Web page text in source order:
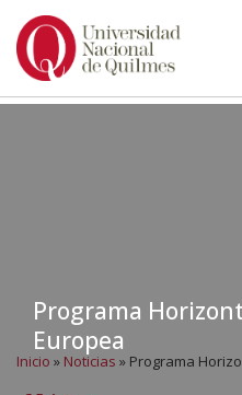
Ir
Programa
Europea
Inicio » Noticias » Programa